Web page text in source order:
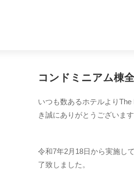
コンドミニアム棟
いつも数あるホテルより
き誠にありがとうございます
令和7年2月18日から実施し
了致しました。